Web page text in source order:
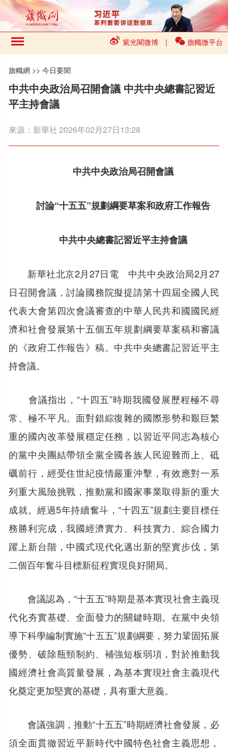
紫光閣微博 | 旗幟微平台
旗幟網 >>今日要聞
中共中央政治局召開會議 中共中央總書記習近
平主持會議
來源： 新華社2026年02月27日13:28
中共中央政治局召開會議
討論“十五五”規劃綱要草案和政府工作報告
中共中央總書記習近平主持會議
新華社北京2月27日電 中共中央政治局2月27
日召開會議，討論國務院擬提請第十四屆全國人民
代表大會第四次會議審查的中華人民共和國國民經
濟和社會發展第十五個五年規劃綱要草案稿和審議
的《政府工作報告》稿。中共中央總書記習近平主
持會議。
會議指出，“十四五”時期我國發展歷程極不尋
常、極不平凡。面對錯綜復雜的國際形勢和艱巨繁
重的國內改革發展穩定任務，以習近平同志為核心
的黨中央團結帶領全黨全國各族人民迎難而上、砥
礪前行，經受住世紀疫情嚴重沖擊，有效應對一系
列重大風險挑戰，推動黨和國家事業取得新的重大
成就。經過5年持續奮斗，“十四五”規劃主要目標任
務勝利完成，我國經濟實力、科技實力、綜合國力
躍上新台階，中國式現代化邁出新的堅實步伐，第
二個百年奮斗目標新征程實現良好開局。
會議認為，“十五五”時期是基本實現社會主義現
代化夯實基礎、全面發力的關鍵時期。在黨中央領
導下科學編制實施“十五五”規劃綱要，努力鞏固拓展
優勢、破除瓶頸制約、補強短板弱項，對於推動我
國經濟社會高質量發展，為基本實現社會主義現代
化奠定更加堅實的基礎，具有重大意義。
會議強調，推動“十五五”時期經濟社會發展，必
須全面貫徹習近平新時代中國特色社會主義思想，